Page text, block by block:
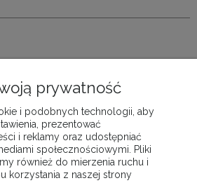
Cena netto:
DO KOSZYKA
prywatność
i podobnych technologii, aby
prezentować
i reklamy oraz udostępniać
społecznościowymi. Pliki
również do mierzenia ruchu i
korzystania z naszej strony